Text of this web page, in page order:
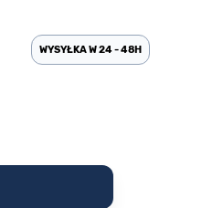
WYSYŁKA W 24 - 48H